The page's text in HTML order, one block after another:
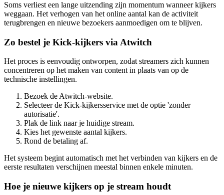
Soms verliest een lange uitzending zijn momentum wanneer kijkers
weggaan. Het verhogen van het online aantal kan de activiteit
terugbrengen en nieuwe bezoekers aanmoedigen om te blijven.
Zo bestel je Kick-kijkers via Atwitch
Het proces is eenvoudig ontworpen, zodat streamers zich kunnen
concentreren op het maken van content in plaats van op de
technische instellingen.
Bezoek de Atwitch-website.
Selecteer de Kick-kijkersservice met de optie 'zonder
autorisatie'.
Plak de link naar je huidige stream.
Kies het gewenste aantal kijkers.
Rond de betaling af.
Het systeem begint automatisch met het verbinden van kijkers en de
eerste resultaten verschijnen meestal binnen enkele minuten.
Hoe je nieuwe kijkers op je stream houdt